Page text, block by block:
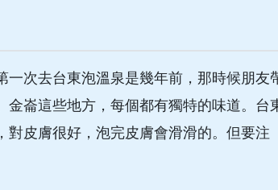
次去台東泡溫泉是幾年前，那時候朋友
崙這些地方，每個都有獨特的味道。台
皮膚很好，泡完皮膚會滑滑的。但要注